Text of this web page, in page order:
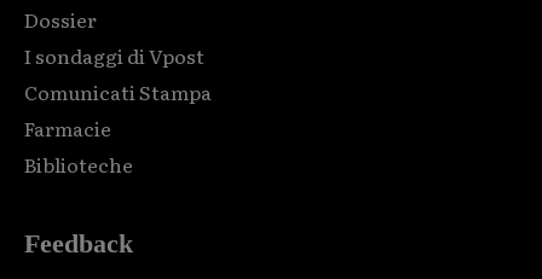
Dossier
I sondaggi di Vpost
Comunicati Stampa
Farmacie
Biblioteche
Feedback